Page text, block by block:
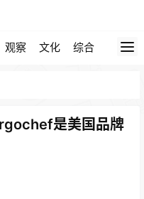
观察 文化 综合
是美国品牌